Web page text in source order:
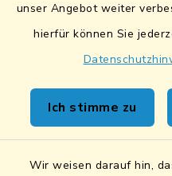
unser Angebot weiter
hierfür können Sie
Ich stimme zu
Wir weisen darauf hin,
Fairtrade-Towns